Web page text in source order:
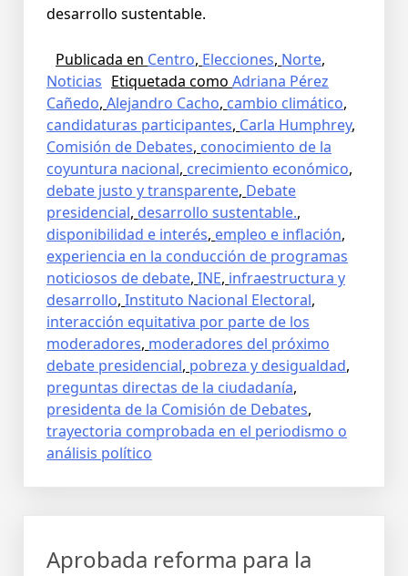
desarrollo sustentable.
Publicada en Centro, Elecciones, Norte,
Noticias Etiquetada como Adriana Pérez
Cañedo, Alejandro Cacho, cambio climático,
candidaturas participantes, Carla Humphrey,
Comisión de Debates, conocimiento de la
coyuntura nacional, crecimiento económico,
debate justo y transparente, Debate
presidencial, desarrollo sustentable.,
disponibilidad e interés, empleo e inflación,
experiencia en la conducción de programas
noticiosos de debate, INE, infraestructura y
desarrollo, Instituto Nacional Electoral,
interacción equitativa por parte de los
moderadores, moderadores del próximo
debate presidencial, pobreza y desigualdad,
preguntas directas de la ciudadanía,
presidenta de la Comisión de Debates,
trayectoria comprobada en el periodismo o
análisis político
Aprobada reforma para la